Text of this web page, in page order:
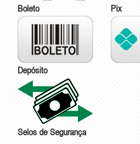
Boleto Pix
Depósito
Selos de Segurança